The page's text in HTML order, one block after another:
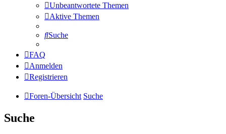
Unbeantwortete Themen
Aktive Themen
Suche
FAQ
Anmelden
Registrieren
Foren-Übersicht Suche
Suche